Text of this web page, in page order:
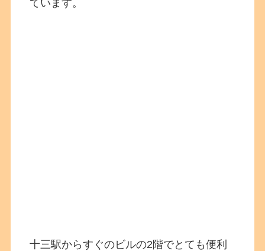
ています。
十三駅からすぐのビルの2階でとても便利